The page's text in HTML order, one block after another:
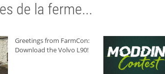
de la ferme...
Greetings from FarmCon:
Download the Volvo L90!